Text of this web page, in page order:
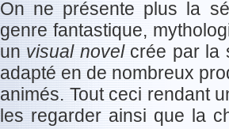
On ne présente plus la
genre fantastique,
un visual novelcrée par la
adapté en de nombreux
animés. Tout ceci rendant
les regarder ainsi que la